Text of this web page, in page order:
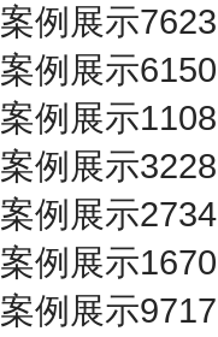
案例展示7623
案例展示6150
案例展示1108
案例展示3228
案例展示2734
案例展示1670
案例展示9717